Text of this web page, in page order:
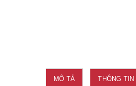
MÔ TẢ THÔNG